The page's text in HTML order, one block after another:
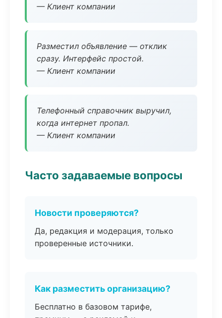
— Клиент компании
Разместил объявление — отклик
сразу. Интерфейс простой.
— Клиент компании
Телефонный справочник выручил,
когда интернет пропал.
— Клиент компании
Часто задаваемые вопросы
Новости проверяются?
Да, редакция и модерация, только
проверенные источники.
Как разместить организацию?
Бесплатно в базовом тарифе,